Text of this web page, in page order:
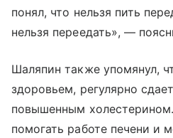
понял, что нельзя пить
нельзя переедать», —
Шаляпин также упомянул,
здоровьем, регулярно
повышенным
помогать работе печени и